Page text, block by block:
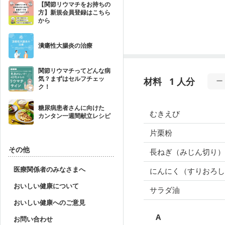
【関節リウマチをお持ちの
方】新規会員登録はこちら
から
潰瘍性大腸炎の治療
関節リウマチってどんな病
気？まずはセルフチェッ
ク！
糖尿病患者さんに向けた
カンタン一週間献立レシピ
その他
医療関係者のみなさまへ
おいしい健康について
おいしい健康へのご意見
お問い合わせ
材料 1 人分
むきえび
片栗粉
長ねぎ（みじん切り）
にんにく（すりおろ
サラダ油
A